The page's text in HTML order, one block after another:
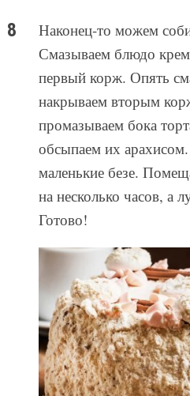
Наконец-то можем
Смазываем блюдо
первый корж. Опять
накрываем вторым
промазываем бока
обсыпаем их
маленькие безе.
на несколько часов, а
Готово!